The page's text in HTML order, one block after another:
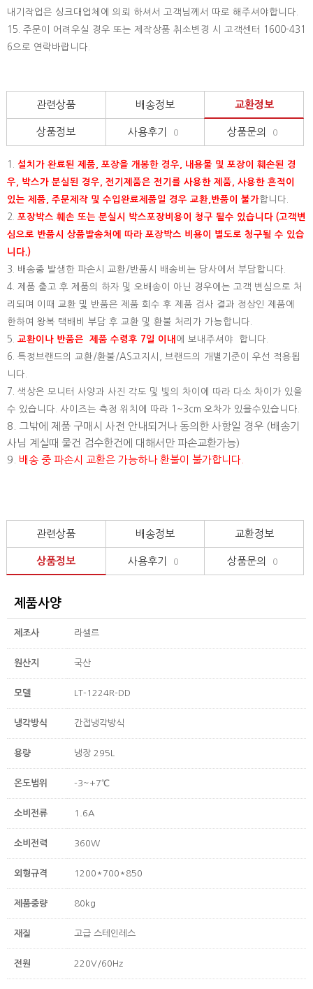
내기작업은 싱크대업체에 의뢰 하셔서 고객님께서 따로 해주셔야합니다.
15. 주문이 어려우실 경우 또는 제작상품 취소변경 시 고객센터 1600-431
6으로 연락바랍니다.
관련상품 배송정보 교환정보
상품정보 사용후기 0 상품문의 0
1. 설치가 완료된 제품, 포장을 개봉한 경우, 내용물 및 포장이 훼손된 경
우, 박스가 분실된 경우, 전기제품은 전기를 사용한 제품, 사용한 흔적이
있는 제품, 주문제작 및 수입완료제품일 경우 교환,반품이 불가합니다.
2. 포장박스 훼손 또는 분실시 박스포장비용이 청구 될수 있습니다 (고객변
심으로 반품시 상품발송처에 따라 포장박스 비용이 별도로 청구될 수 있습
니다.)
3. 배송중 발생한 파손시 교환/반품시 배송비는 당사에서 부담합니다.
4. 제품 출고 후 제품의 하자 및 오배송이 아닌 경우에는 고객 변심으로 처
리되며 이때 교환 및 반품은 제품 회수 후 제품 검사 결과 정상인 제품에
한하여 왕복 택배비 부담 후 교환 및 환불 처리가 가능합니다.
5. 교환이나 반품은 제품 수령후 7일 이내 에 보내주셔야 합니다.
6. 특정브랜드의 교환/환불/AS고지시, 브랜드의 개별기준이 우선 적용됩
니다.
7. 색상은 모니터 사양과 사진 각도 및 빛의 차이에 따라 다소 차이가 있을
수 있습니다. 사이즈는 측정 위치에 따라 1~3cm 오차가 있을수있습니다.
8. 그밖에 제품 구매시 사전 안내되거나 동의한 사항일 경우 (배송기
사님 계실때 물건 검수한건에 대해서만 파손교환가능)
9. 배송 중 파손시 교환은 가능하나 환불이 불가합니다.
관련상품 배송정보 교환정보
상품정보 사용후기 0 상품문의 0
제품사양
제조사 라셀르
원산지 국산
모델 LT-1224R-DD
냉각방식 간접냉각방식
용량 냉장 295L
온도범위 -3~+7℃
소비전류 1.6A
소비전력 360W
외형규격 1200*700*850
제품중량 80kg
재질 고급 스테인레스
전원 220V/60Hz